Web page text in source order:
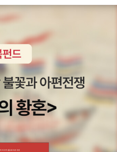
생각했다는 점이다. 연애란 잣
비유가 되지 못하겠다. 더 섬세
연애를 팥죽 속의 죽 같다고 생
다. 팥죽 속에 팥은 있지만 죽은
팥죽과 저 집 팥죽은 다른 죽이
쒔는데 어찌 된 일인지 팥물이
되었거나, 심지어 시루떡이 튀
벌어지는 인생 속에서, 당신이
. 팥죽은 먹고 싶은 날 먹고 아닌
잊고 살아도 괜찮다. 인생의 모
의 항거가 주로 부각되고, 다른
있다고 본다. 서울. 대학생, 엘리
자들을 재조명하는 게 이 책의 주
를 가장 먼저 연 것은 중고등학생
경험을 활용해 다른 계층보다 빨
직 노동자 등 도시 빈민층의 활동
, 5.18 민주화운동, 6월 항쟁 등
기록되지 못했다. 여성의 참여
, 노년 여성들의 활동도 기록했
을 압도해 먼저 컨트롤 패널을
협한 소리(행동)를 했구나 깨달
였다. 우리는 왜 자꾸 편견을 가
용하던 시절은 이미 오래전에 지
은 편견에 전폭적인 신뢰를 보낸
라도 그런 경향을 덜어낼 수 있
있어서 가져와봤다.“이 책을 읽
, 당신은 정말로 이 책을 읽을 필
가인데 간단명료하면서 감추는
아주 눈길을 끈다. 요즘의 책 제
로도 피로도를 가중시키는 그런